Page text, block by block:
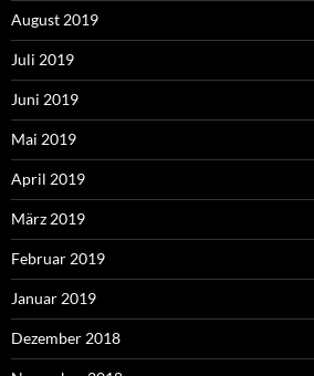
August 2019
Juli 2019
Juni 2019
Mai 2019
April 2019
März 2019
Februar 2019
Januar 2019
Dezember 2018